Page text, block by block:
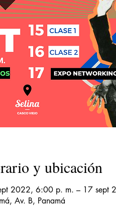
y ubicación
2022, 6:00 p. m. – 17 sept
Av. B, Panamá